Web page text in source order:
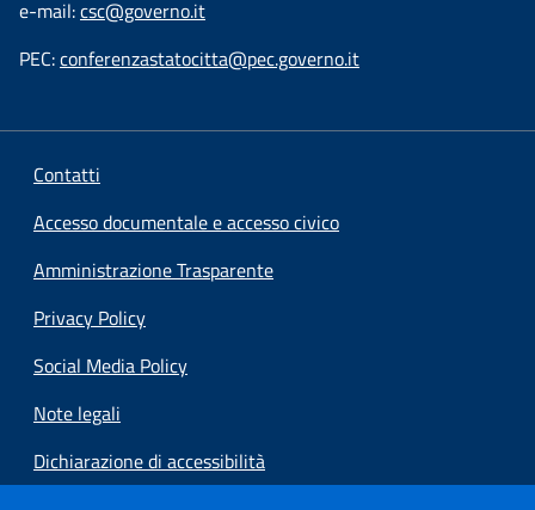
e-mail:csc@governo.it
PEC:conferenzastatocitta@pec.governo.it
Contatti
Accesso documentale e accesso civico
Amministrazione Trasparente
Privacy Policy
Social Media Policy
Note legali
Dichiarazione di accessibilità